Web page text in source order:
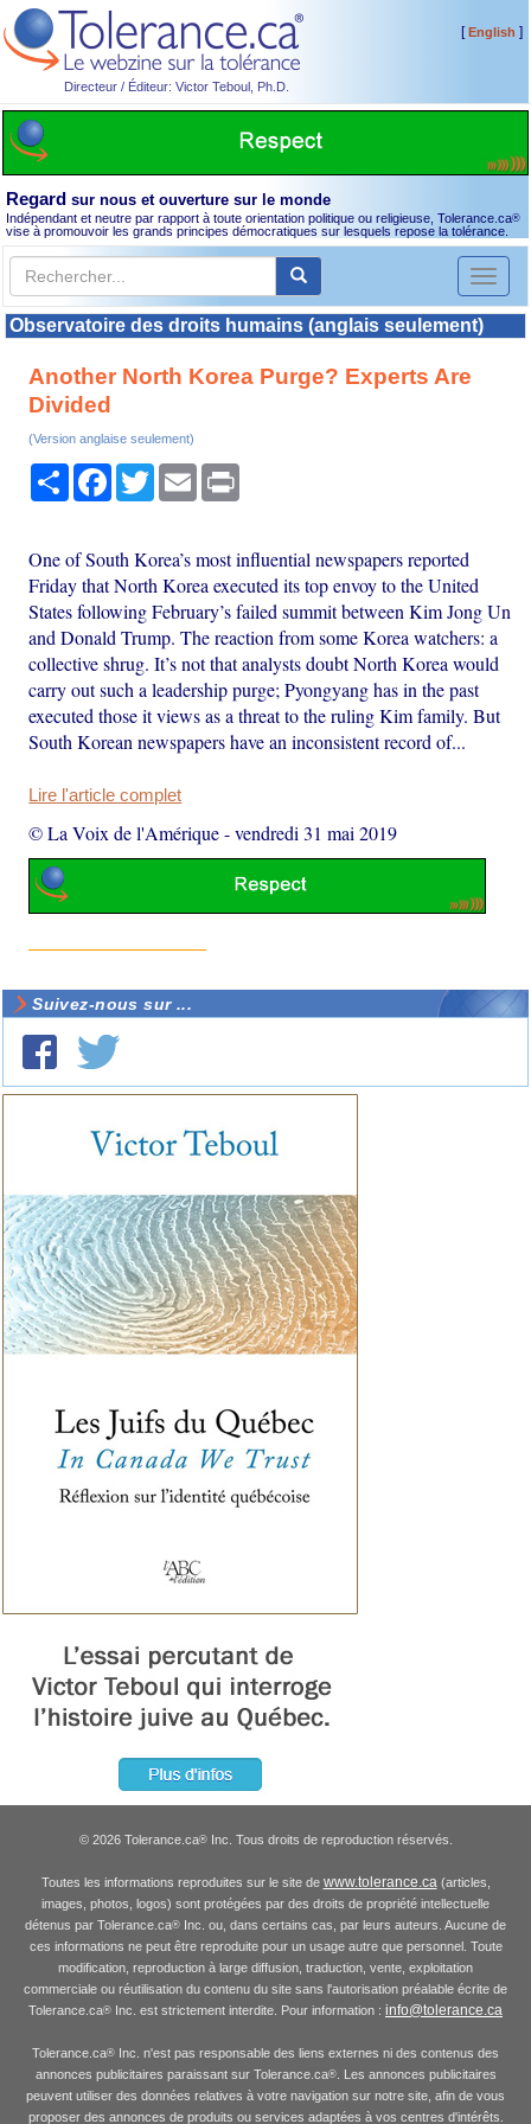
Directeur / Éditeur: Victor Teboul, Ph.D.
[English ]
Regard sur nous et ouverture sur le monde
Indépendant et neutre par rapport à toute orientation politique ou religieuse, Tolerance.ca®
vise à promouvoir les grands principes démocratiques sur lesquels repose la tolérance.
Toggle
Observatoire des droits humains (anglais seulement)
Another North Korea Purge? Experts Are
Divided
(Version anglaise seulement)
PartagerFacebook
TwitterEmail
One of South Korea’s most influential newspapers reported
Friday that North Korea executed its top envoy to the United
States following February’s failed summit between Kim Jong Un
and Donald Trump. The reaction from some Korea watchers: a
collective shrug. It’s not that analysts doubt North Korea would
carry out such a leadership purge; Pyongyang has in the past
executed those it views as a threat to the ruling Kim family. But
South Korean newspapers have an inconsistent record of...
Lire l'article complet
© La Voix de l'Amérique-vendredi 31 mai 2019
Suivez-nous sur ...
© 2026 Tolerance.ca®Inc. Tous droits de reproduction réservés.
Toutes les informations reproduites sur le site de www.tolerance.ca(articles,
images, photos, logos) sont protégées par des droits de propriété intellectuelle
détenus par Tolerance.ca® Inc. ou, dans certains cas, par leurs auteurs. Aucune de
ces informations ne peut être reproduite pour un usage autre que personnel. Toute
modification, reproduction à large diffusion, traduction, vente, exploitation
commerciale ou réutilisation du contenu du site sans l'autorisation préalable écrite de
Tolerance.ca® Inc. est strictement interdite. Pour information : info@tolerance.ca
Tolerance.ca® Inc. n'est pas responsable des liens externes ni des contenus des
annonces publicitaires paraissant sur Tolerance.ca®. Les annonces publicitaires
peuvent utiliser des données relatives à votre navigation sur notre site, afin de vous
proposer des annonces de produits ou services adaptées à vos centres d'intérêts.